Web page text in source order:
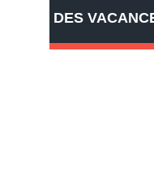
DES